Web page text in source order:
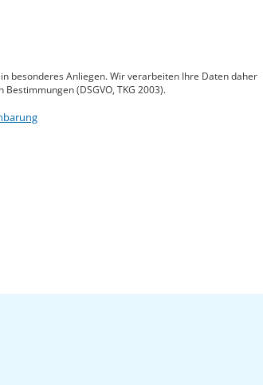
besonderes Anliegen. Wir verarbeiten Ihre Daten daher
(DSGVO, TKG 2003).